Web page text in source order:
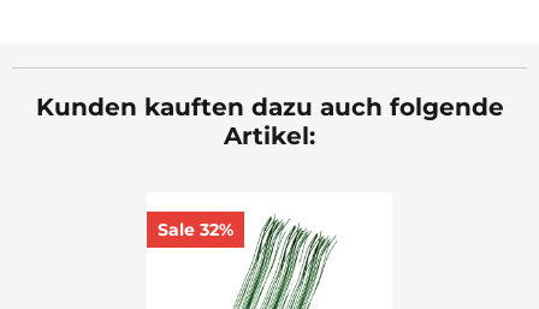
Kunden kauften dazu auch folgende
Artikel:
Sale 32%